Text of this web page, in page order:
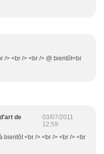
/> <br /> <br /> @ bientôt<br
de
03/07/2011
12:59
bientôt <br /> <br /> <br /> <br